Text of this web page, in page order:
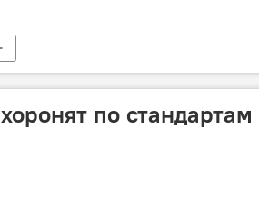
по стандартам